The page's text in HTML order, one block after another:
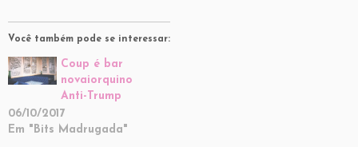
Você também pode se interessar:
Coup é bar
novaiorquino
Anti-Trump
06/10/2017
Em "Bits Madrugada"